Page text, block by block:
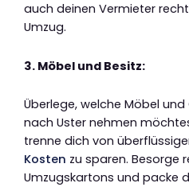
auch deinen Vermieter
Umzug.
3. Möbel und Besitz:
Überlege, welche Möbel
nach Uster nehmen
trenne dich von
Kosten zu sparen. Besorge
Umzugskartons und packe